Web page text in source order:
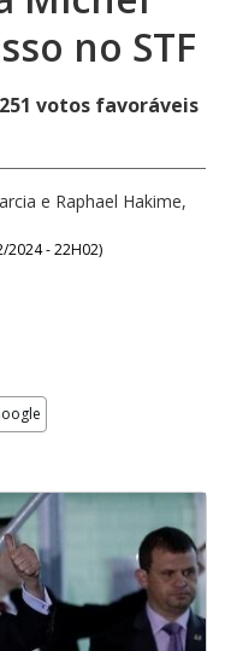
no STF
votos favoráveis
e Raphael Hakime,
2024 - 22H02)